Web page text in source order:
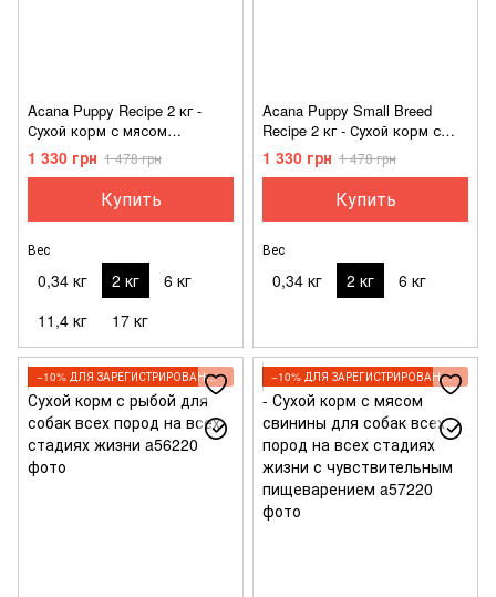
Acana Puppy Recipe 2 кг -
Сухой корм с мясом
цыпленка для щенков
средних пород
1 330 грн 1 478 грн
Купить
Вес
0,34 кг 2 кг
6 кг
11,4 кг
17 кг
Acana Puppy Small Breed
Recipe 2 кг - Сухой корм с
мясом цыпленка для щенков
малых пород
1 330 грн 1 478 грн
Купить
Вес
0,34 кг 2 кг 6 кг
−10% ДЛЯ ЗАРЕГИСТРИРОВАННЫХ КЛИЕНТОВ −10% ДЛЯ ЗАРЕГИСТРИРОВАННЫХ КЛИЕНТОВ